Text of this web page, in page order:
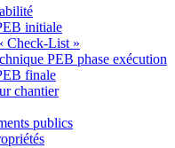
initiale
Check-List »
PEB phase exécution
finale
chantier
publics